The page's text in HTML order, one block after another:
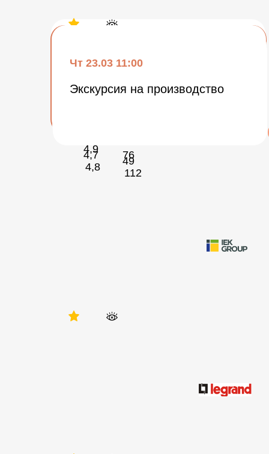
Новинки — светильники
для охранного, школьного,
промышленного освещения
Новинка: Контакторы ARMAT
Модульное оборудование
Вт 21.03 10:00
Экскурсия на производство
Чт 23.03 11:00
4,9 76
4,7 49
4,8 112